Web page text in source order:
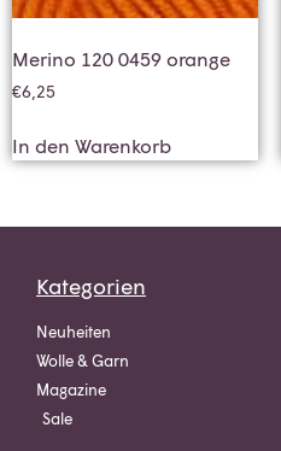
Merino 120 0459 orange
€6,25
In den Warenkorb
Kategorien
Neuheiten
Wolle & Garn
Magazine
Sale